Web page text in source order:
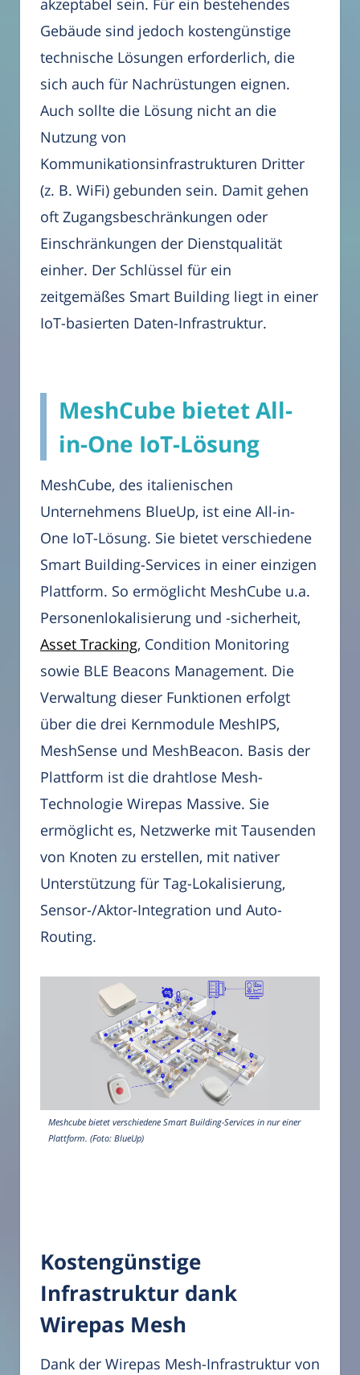
Gebäude sind jedoch kostengünstige
technische Lösungen erforderlich, die
sich auch für Nachrüstungen eignen.
Auch sollte die Lösung nicht an die
Nutzung von
Kommunikationsinfrastrukturen Dritter
(z. B. WiFi) gebunden sein. Damit gehen
oft Zugangsbeschränkungen oder
Einschränkungen der Dienstqualität
einher. Der Schlüssel für ein
zeitgemäßes Smart Building liegt in einer
IoT-basierten Daten-Infrastruktur.
MeshCube bietet All-
in-One IoT-Lösung
MeshCube, des italienischen
Unternehmens BlueUp, ist eine All-in-
One IoT-Lösung. Sie bietet verschiedene
Smart Building-Services in einer einzigen
Plattform. So ermöglicht MeshCube u.a.
Personenlokalisierung und -sicherheit,
Asset Tracking, Condition Monitoring
sowie BLE Beacons Management. Die
Verwaltung dieser Funktionen erfolgt
über die drei Kernmodule MeshIPS,
MeshSense und MeshBeacon. Basis der
Plattform ist die drahtlose Mesh-
Technologie Wirepas Massive. Sie
ermöglicht es, Netzwerke mit Tausenden
von Knoten zu erstellen, mit nativer
Unterstützung für Tag-Lokalisierung,
Sensor-/Aktor-Integration und Auto-
Routing.
Meshcube bietet verschiedene Smart Building-Services in nur einer
Plattform. (Foto: BlueUp)
Kostengünstige
Infrastruktur dank
Wirepas Mesh
Dank der Wirepas Mesh-Infrastruktur von